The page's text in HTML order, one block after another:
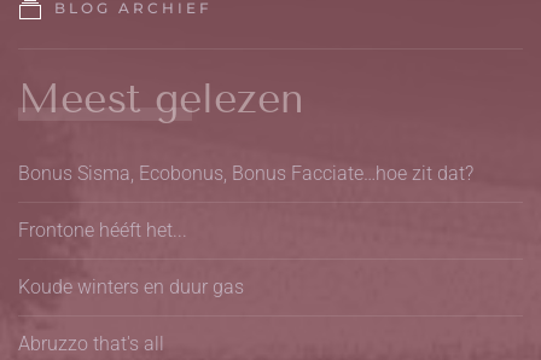
BLOG ARCHIEF
Meest gelezen
Bonus Sisma, Ecobonus, Bonus Facciate…hoe zit dat?
Frontone hééft het...
Koude winters en duur gas
Abruzzo that's all